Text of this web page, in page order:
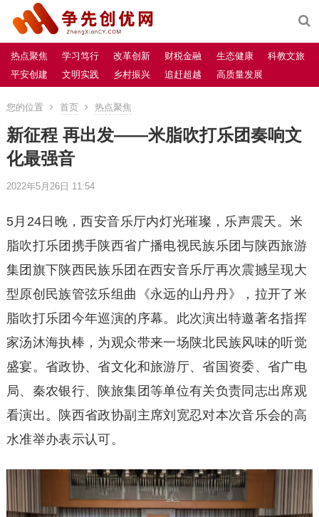
热点聚焦 学习笃行 改革创新 财税金融 生态健康
科教文旅
平安创建
文明实践 乡村振兴 追赶超越 高质量发展
您的位置 首页 热点聚焦
新征程 再出发——米脂吹打乐团奏响文
化最强音
2022年5月26日 11:54
5月24日晚，西安音乐厅内灯光璀璨，乐声震天。米
脂吹打乐团携手陕西省广播电视民族乐团与陕西旅游
集团旗下陕西民族乐团在西安音乐厅再次震撼呈现大
型原创民族管弦乐组曲《永远的山丹丹》，拉开了米
脂吹打乐团今年巡演的序幕。此次演出特邀著名指挥
家汤沐海执棒，为观众带来一场陕北民族风味的听觉
盛宴。省政协、省文化和旅游厅、省国资委、省广电
局、秦农银行、陕旅集团等单位有关负责同志出席观
看演出。陕西省政协副主席刘宽忍对本次音乐会的高
水准举办表示认可。